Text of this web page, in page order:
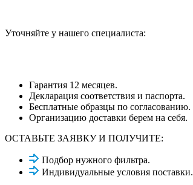
Уточняйте у нашего специалиста:
Гарантия 12 месяцев.
Декларация соответствия и паспорта.
Бесплатные образцы по согласованию.
Организацию доставки берем на себя.
ОСТАВЬТЕ ЗАЯВКУ И ПОЛУЧИТЕ:
Подбор нужного фильтра.
Индивидуальные условия поставки.